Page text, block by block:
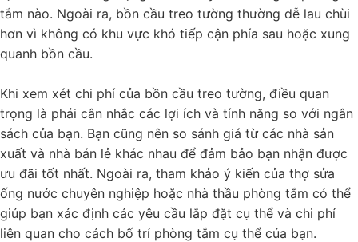
tắm nào. Ngoài ra, bồn cầu treo tường thường dễ lau chùi
hơn vì không có khu vực khó tiếp cận phía sau hoặc xung
quanh bồn cầu.
Khi xem xét chi phí của bồn cầu treo tường, điều quan
trọng là phải cân nhắc các lợi ích và tính năng so với ngân
sách của bạn. Bạn cũng nên so sánh giá từ các nhà sản
xuất và nhà bán lẻ khác nhau để đảm bảo bạn nhận được
ưu đãi tốt nhất. Ngoài ra, tham khảo ý kiến của thợ sửa
ống nước chuyên nghiệp hoặc nhà thầu phòng tắm có thể
giúp bạn xác định các yêu cầu lắp đặt cụ thể và chi phí
liên quan cho cách bố trí phòng tắm cụ thể của bạn.